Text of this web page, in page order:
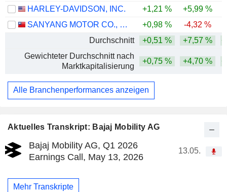
Aktuelles Transkript: Bajaj Mobility AG
Bajaj Mobility AG, Q1 2026
Earnings Call, May 13, 2026
13.05.
Mehr Transkripte
HARLEY-DAVIDSON, INC.
+1,21 % +5,99 %
SANYANG MOTOR CO., LTD.
+0,98 % -4,32 %
Durchschnitt
+0,51 % +7,57 %
Gewichteter Durchschnitt nach
Marktkapitalisierung
+0,75 % +4,70 %
Alle Branchenperformances anzeigen